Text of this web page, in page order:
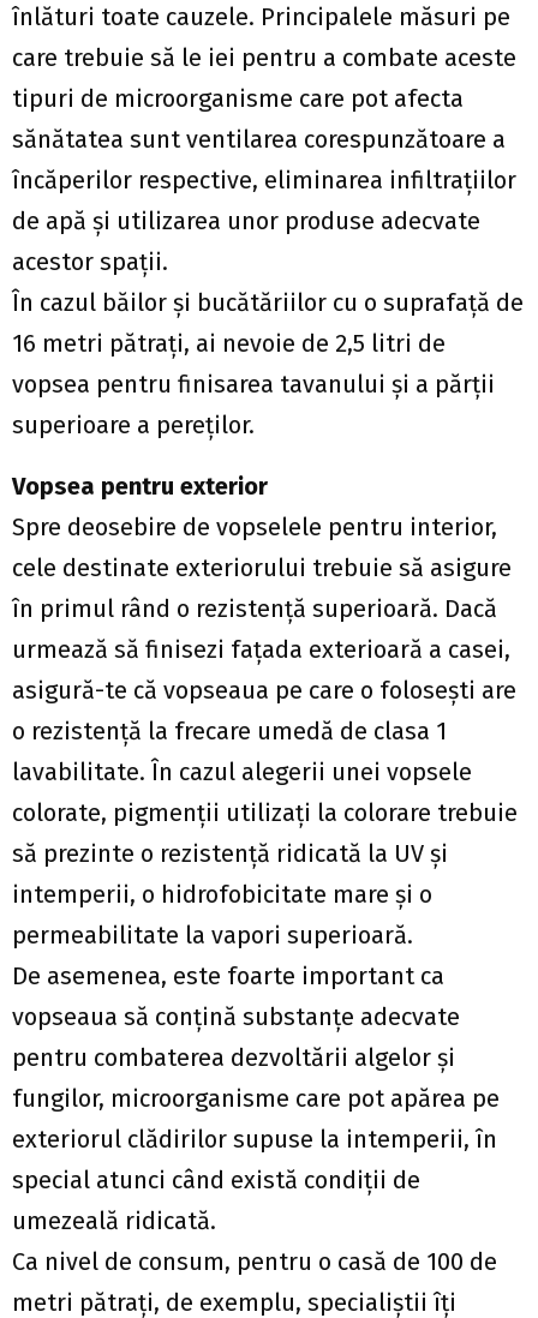
înlături toate cauzele. Principalele măsuri pe
care trebuie să le iei pentru a combate aceste
tipuri de microorganisme care pot afecta
sănătatea sunt ventilarea corespunzătoare a
încăperilor respective, eliminarea infiltraţiilor
de apă şi utilizarea unor produse adecvate
acestor spaţii.
În cazul băilor şi bucătăriilor cu o suprafaţă de
16 metri pătraţi, ai nevoie de 2,5 litri de
vopsea pentru finisarea tavanului şi a părţii
superioare a pereţilor.
Vopsea pentru exterior
Spre deosebire de vopselele pentru interior,
cele destinate exteriorului trebuie să asigure
în primul rând o rezistenţă superioară. Dacă
urmează să finisezi faţada exterioară a casei,
asigură-te că vopseaua pe care o folosești are
o rezistenţă la frecare umedă de clasa 1
lavabilitate. În cazul alegerii unei vopsele
colorate, pigmenţii utilizaţi la colorare trebuie
să prezinte o rezistenţă ridicată la UV şi
intemperii, o hidrofobicitate mare şi o
permeabilitate la vapori superioară.
De asemenea, este foarte important ca
vopseaua să conţină substanţe adecvate
pentru combaterea dezvoltării algelor şi
fungilor, microorganisme care pot apărea pe
exteriorul clădirilor supuse la intemperii, în
special atunci când există condiţii de
umezeală ridicată.
Ca nivel de consum, pentru o casă de 100 de
metri pătraţi, de exemplu, specialiştii îți